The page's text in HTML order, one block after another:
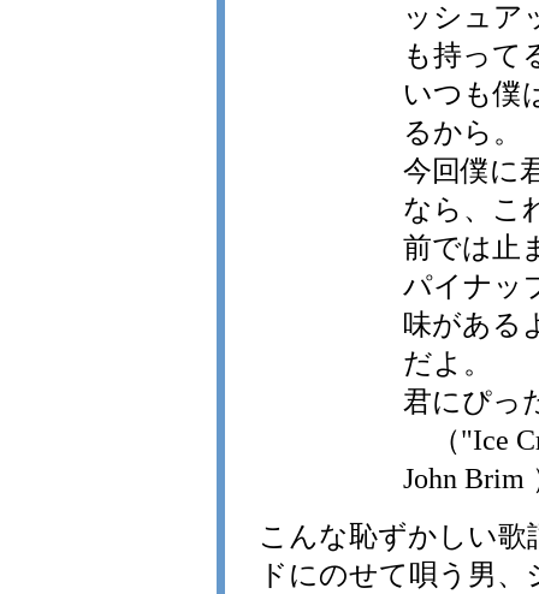
ッシュア
も持って
いつも僕
るから。
今回僕に
なら、こ
前では止
パイナッ
味がある
だよ。
君にぴっ
（"Ice
John Brim
こんな恥ずかしい歌
ドにのせて唄う男、